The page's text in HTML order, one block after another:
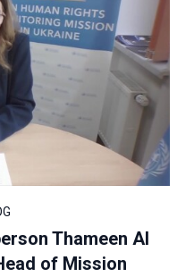
Thameen Al
of Mission